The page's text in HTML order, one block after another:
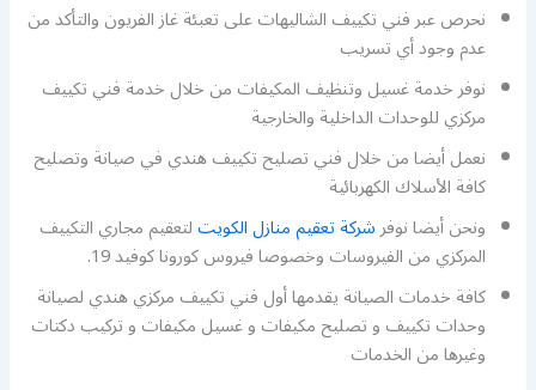
نحرص عبر فني تكييف الشاليهات على تعبئة غاز الفريون والتأكد من
عدم وجود أي تسريب
نوفر خدمة غسيل وتنظيف المكيفات من خلال خدمة فني تكييف
مركزي للوحدات الداخلية والخارجية
نعمل أيضا من خلال فني تصليح تكييف هندي في صيانة وتصليح
كافة الأسلاك الكهربائية
ونحن أيضا نوفرشركة تعقيم منازل الكويتلتعقيم مجاري التكييف
المركزي من الفيروسات وخصوصا فيروس كورونا كوفيد 19.
كافة خدمات الصيانة يقدمها أول فني تكييف مركزي هندي لصيانة
وحدات تكييف و تصليح مكيفات و غسيل مكيفات و تركيب دكتات
وغيرها من الخدمات